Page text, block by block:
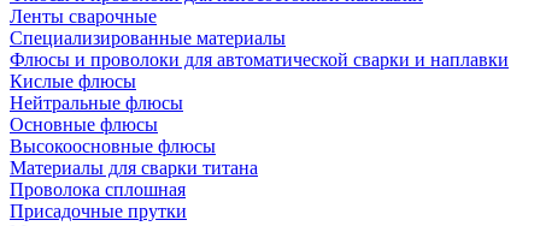
Ленты сварочные
Специализированные материалы
Флюсы и проволоки для автоматической сварки и наплавки
Кислые флюсы
Нейтральные флюсы
Основные флюсы
Высокоосновные флюсы
Материалы для сварки титана
Проволока сплошная
Присадочные прутки